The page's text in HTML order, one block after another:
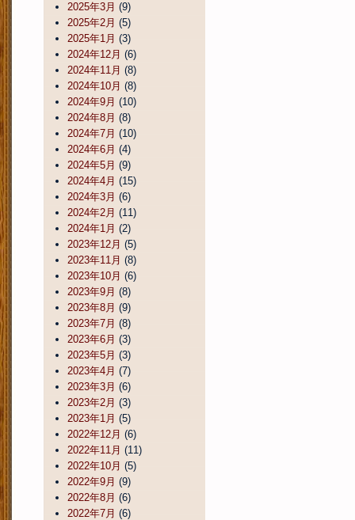
2025年3月 (9)
2025年2月 (5)
2025年1月 (3)
2024年12月 (6)
2024年11月 (8)
2024年10月 (8)
2024年9月 (10)
2024年8月 (8)
2024年7月 (10)
2024年6月 (4)
2024年5月 (9)
2024年4月 (15)
2024年3月 (6)
2024年2月 (11)
2024年1月 (2)
2023年12月 (5)
2023年11月 (8)
2023年10月 (6)
2023年9月 (8)
2023年8月 (9)
2023年7月 (8)
2023年6月 (3)
2023年5月 (3)
2023年4月 (7)
2023年3月 (6)
2023年2月 (3)
2023年1月 (5)
2022年12月 (6)
2022年11月 (11)
2022年10月 (5)
2022年9月 (9)
2022年8月 (6)
2022年7月 (6)